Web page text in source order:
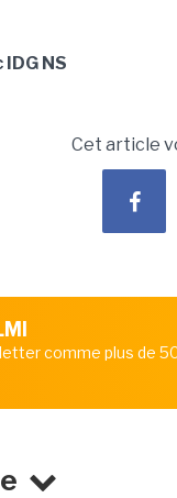
NS
Cet article
comme plus de